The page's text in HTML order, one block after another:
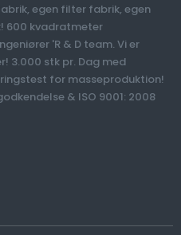
egen filter fabrik, egen
600 kvadratmeter
'R & D team. Vi er
3.000 stk pr. Dag med
for masseproduktion!
& ISO 9001: 2008